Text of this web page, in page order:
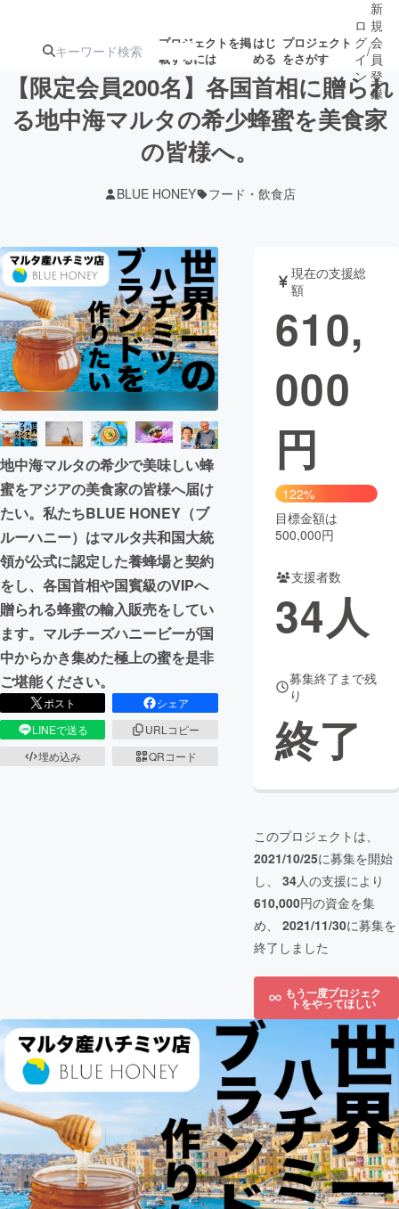
プロジェクトを掲
載するには
はじ
める
プロジェクト
をさがす
注目の新着プロ募集終了が近いプ
テクノロジー・ガジェット
映像・映画 書籍・雑誌
ビジネス・起業 チャレンジ
まちづくり・地域活性化
CAMPFIRE for Social Good
CAMPFIRE Creation
CAMPFIREふるさと納税machi-ya コミュニティ
ロ
グ
イ
ン
/
新
規
会
員
登
録
【限定会員200名】各国首相に贈られ
る地中海マルタの希少蜂蜜を美食家
の皆様へ。
BLUE HONEY フード・飲食店
地中海マルタの希少で美味しい蜂
蜜をアジアの美食家の皆様へ届け
たい。私たちBLUE HONEY（ブ
ルーハニー）はマルタ共和国大統
領が公式に認定した養蜂場と契約
をし、各国首相や国賓級のVIPへ
贈られる蜂蜜の輸入販売をしてい
ます。マルチーズハニービーが国
中からかき集めた極上の蜜を是非
ご堪能ください。
ポスト
シェア
LINEで送る
URLコピー
埋め込み
QRコード
現在の支援総
額
610,
000
円
122%
目標金額は
500,000円
支援者数
34人
募集終了まで残
り
終了
このプロジェクトは、
2021/10/25に募集を開始
し、 34人の支援により
610,000円の資金を集
め、 2021/11/30に募集を
終了しました
もう一度プロジェク
トをやってほしい